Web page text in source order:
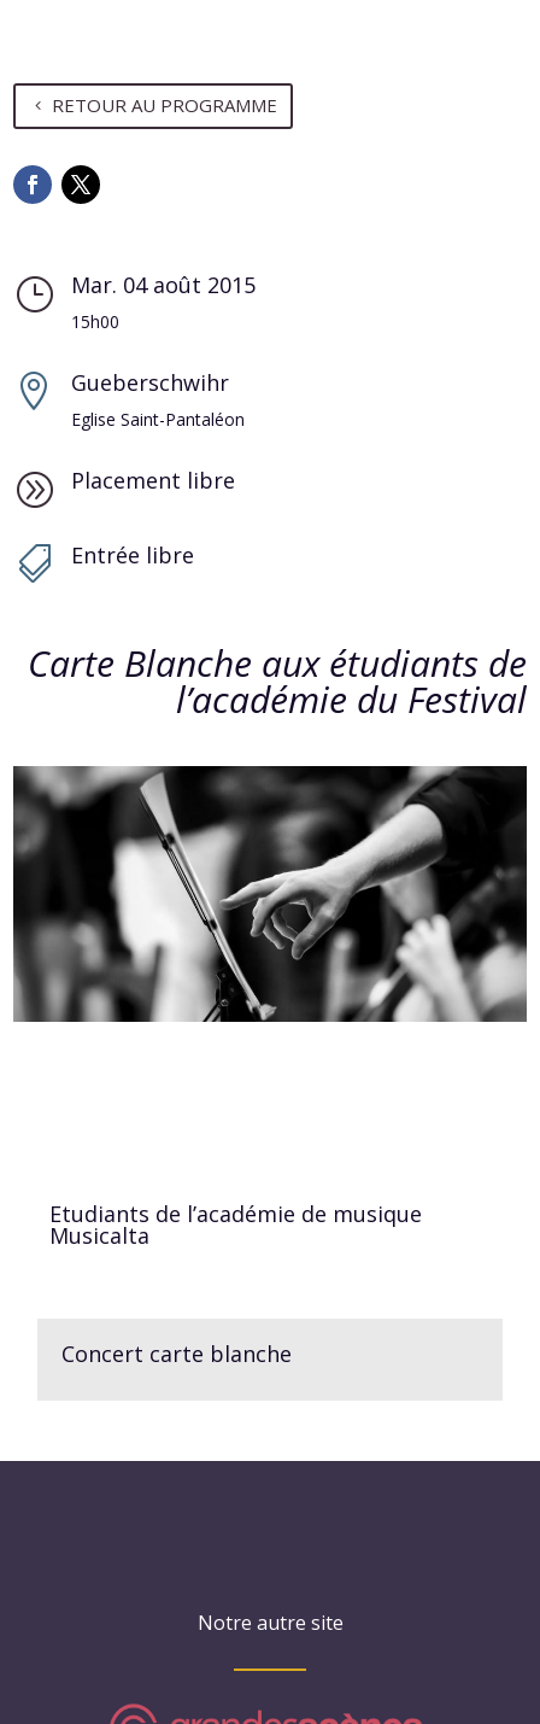
RETOUR AU PROGRAMME
} Mar. 04 août 2015
15h00
 Gueberschwihr
Eglise Saint-Pantaléon
A Placement libre
 Entrée libre
Carte Blanche aux étudiants de
l’académie du Festival
Etudiants de l’académie de musique
Musicalta
Concert carte blanche
Notre autre site